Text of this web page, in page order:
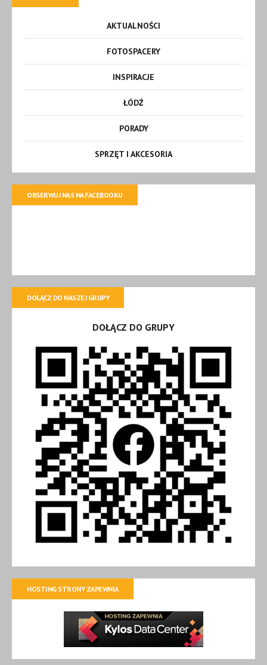
AKTUALNOŚCI
FOTOSPACERY
INSPIRACJE
ŁÓDŹ
PORADY
SPRZĘT I AKCESORIA
OBSERWUJ NAS NA FACEBOOKU
DOŁĄCZ DO NASZEJ GRUPY
DOŁĄCZ DO GRUPY
HOSTING STRONY ZAPEWNIA